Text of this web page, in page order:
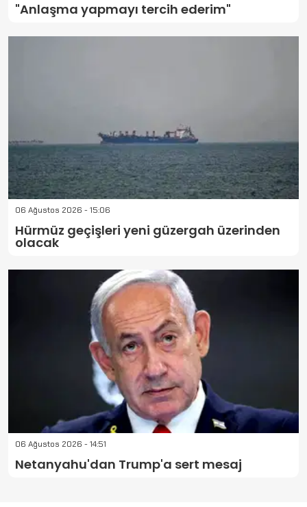
"Anlaşma yapmayı tercih ederim"
06 Ağustos 2026 - 15:06
Hürmüz geçişleri yeni güzergah üzerinden
olacak
06 Ağustos 2026 - 14:51
Netanyahu'dan Trump'a sert mesaj